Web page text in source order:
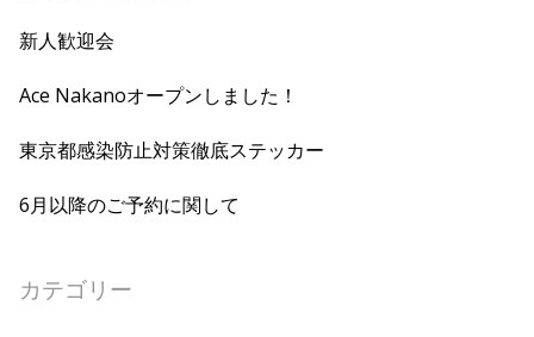
新人歓迎会
Ace Nakanoオープンしました！
東京都感染防止対策徹底ステッカー
6月以降のご予約に関して
カテゴリー